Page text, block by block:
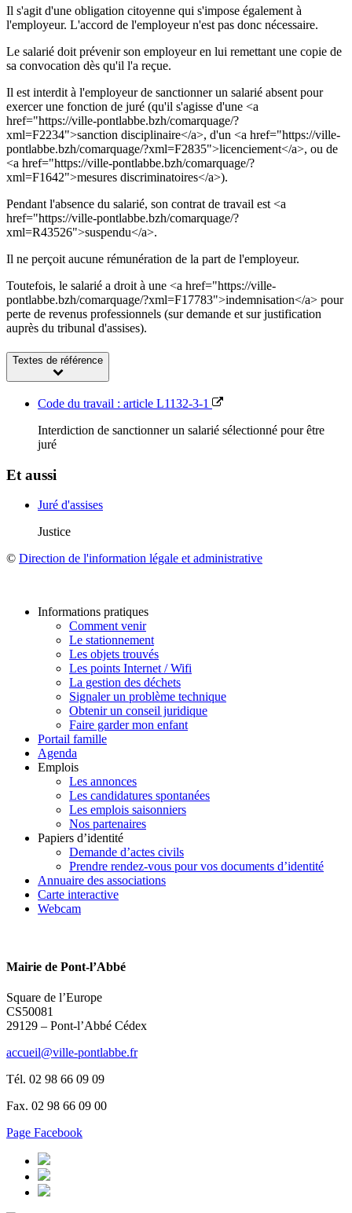
Il s'agit d'une obligation citoyenne qui s'impose également à
l'employeur. L'accord de l'employeur n'est pas donc nécessaire.
Le salarié doit prévenir son employeur en lui remettant une copie de
sa convocation dès qu'il l'a reçue.
Il est interdit à l'employeur de sanctionner un salarié absent pour
exercer une fonction de juré (qu'il s'agisse d'une <a
href="https://ville-pontlabbe.bzh/comarquage/?
xml=F2234">sanction disciplinaire</a>, d'un <a href="https://ville-
pontlabbe.bzh/comarquage/?xml=F2835">licenciement</a>, ou de
<a href="https://ville-pontlabbe.bzh/comarquage/?
xml=F1642">mesures discriminatoires</a>).
Pendant l'absence du salarié, son contrat de travail est <a
href="https://ville-pontlabbe.bzh/comarquage/?
xml=R43526">suspendu</a>.
Il ne perçoit aucune rémunération de la part de l'employeur.
Toutefois, le salarié a droit à une <a href="https://ville-
pontlabbe.bzh/comarquage/?xml=F17783">indemnisation</a> pour
perte de revenus professionnels (sur demande et sur justification
auprès du tribunal d'assises).
Textes de référence
Code du travail : article L1132-3-1
Interdiction de sanctionner un salarié sélectionné pour être
juré
Et aussi
Juré d'assises
Justice
© Direction de l'information légale et administrative
Informations pratiques
Comment venir
Le stationnement
Les objets trouvés
Les points Internet / Wifi
La gestion des déchets
Signaler un problème technique
Obtenir un conseil juridique
Faire garder mon enfant
Portail famille
Agenda
Emplois
Les annonces
Les candidatures spontanées
Les emplois saisonniers
Nos partenaires
Papiers d’identité
Demande d’actes civils
Prendre rendez-vous pour vos documents d’identité
Annuaire des associations
Carte interactive
Webcam
Mairie de Pont-l’Abbé
Square de l’Europe
CS50081
29129 – Pont-l’Abbé Cédex
accueil@ville-pontlabbe.fr
Tél. 02 98 66 09 09
Fax. 02 98 66 09 00
Page Facebook